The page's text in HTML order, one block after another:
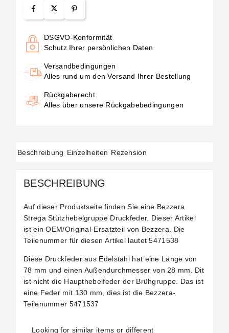
DSGVO-Konformität
Schutz Ihrer persönlichen Daten
Versandbedingungen
Alles rund um den Versand Ihrer Bestellung
Rückgaberecht
Alles über unsere Rückgabebedingungen
Beschreibung Einzelheiten Rezension
BESCHREIBUNG
Auf dieser Produktseite finden Sie eine Bezzera
Strega Stützhebelgruppe Druckfeder. Dieser Artikel
ist ein OEM/Original-Ersatzteil von Bezzera. Die
Teilenummer für diesen Artikel lautet 5471538
Diese Druckfeder aus Edelstahl hat eine Länge von
78 mm und einen Außendurchmesser von 28 mm. Dit
ist nicht die Haupthebelfeder der Brühgruppe. Das ist
eine Feder mit 130 mm, dies ist die Bezzera-
Teilenummer 5471537
Looking for similar items or different